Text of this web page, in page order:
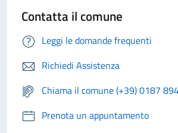
Contatta il comune
Leggi le domande frequenti
Richiedi Assistenza
Chiama il comune (+39) 0187
Prenota un appuntamento